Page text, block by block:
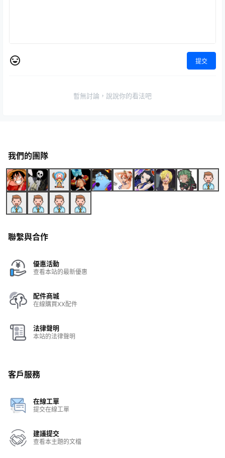
提交
暫無討論，說說你的看法吧
我們的團隊
聯繫與合作
優惠活動
查看本站的最新優惠
配件商城
在線購買XX配件
法律聲明
本站的法律聲明
客戶服務
在線工單
提交在線工單
建議提交
查看本主題的文檔